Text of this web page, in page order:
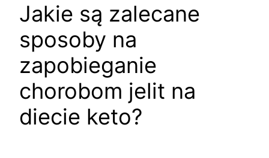
Jakie są zalecane
sposoby na
zapobieganie
chorobom jelit na
diecie keto?